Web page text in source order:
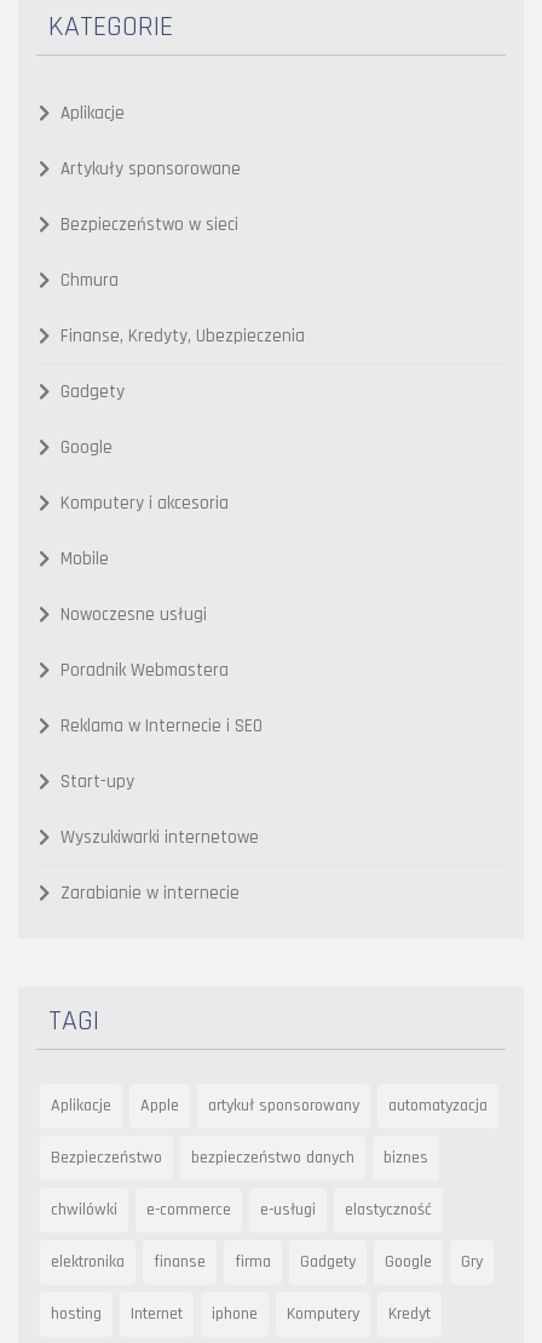
KATEGORIE
Aplikacje
Artykuły sponsorowane
Bezpieczeństwo w sieci
Chmura
Finanse, Kredyty, Ubezpieczenia
Gadgety
Google
Komputery i akcesoria
Mobile
Nowoczesne usługi
Poradnik Webmastera
Reklama w Internecie i SEO
Start-upy
Wyszukiwarki internetowe
Zarabianie w internecie
TAGI
Aplikacje Apple artykuł sponsorowany automatyzacja
Bezpieczeństwo bezpieczeństwo danych biznes
chwilówki e-commerce e-usługi elastyczność
elektronika finanse firma Gadgety Google Gry
hosting Internet iphone Komputery Kredyt